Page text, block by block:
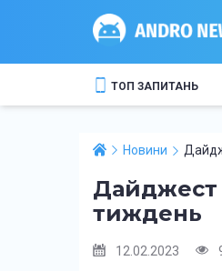
ТОП ЗАПИТАНЬ
Новини
Дайджест
тиждень
12.02.2023